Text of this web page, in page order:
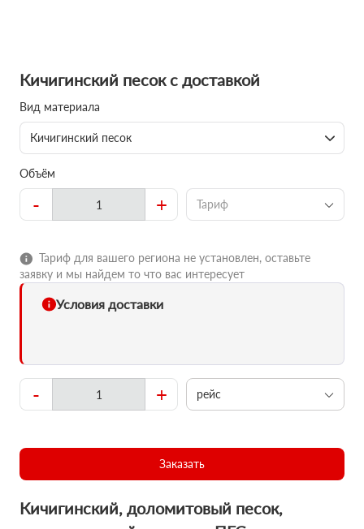
Кичигинский песок с доставкой
Вид материала
Кичигинский песок
Объём
- + Тариф
Тариф для вашего региона не установлен, оставьте
заявку и мы найдем то что вас интересует
Условия доставки
- + рейс
Заказать
Кичигинский, доломитовый песок,